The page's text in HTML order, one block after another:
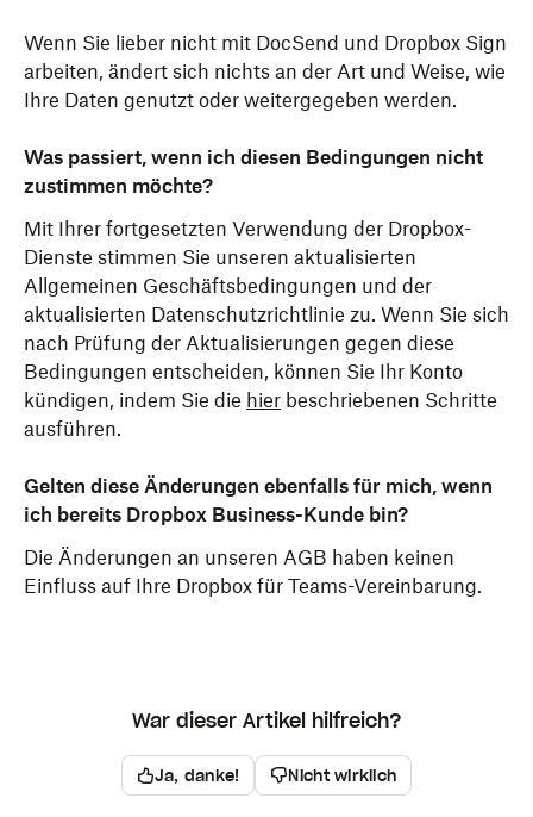
Wenn Sie lieber nicht mit DocSend und Dropbox Sign
arbeiten, ändert sich nichts an der Art und Weise, wie
Ihre Daten genutzt oder weitergegeben werden.
Was passiert, wenn ich diesen Bedingungen nicht
zustimmen möchte?
Mit Ihrer fortgesetzten Verwendung der Dropbox-
Dienste stimmen Sie unseren aktualisierten
Allgemeinen Geschäftsbedingungen und der
aktualisierten Datenschutzrichtlinie zu. Wenn Sie sich
nach Prüfung der Aktualisierungen gegen diese
Bedingungen entscheiden, können Sie Ihr Konto
kündigen, indem Sie die hier beschriebenen Schritte
ausführen.
Gelten diese Änderungen ebenfalls für mich, wenn
ich bereits Dropbox Business-Kunde bin?
Die Änderungen an unseren AGB haben keinen
Einfluss auf Ihre Dropbox für Teams-Vereinbarung.
War dieser Artikel hilfreich?
Ja, danke! Nicht wirklich